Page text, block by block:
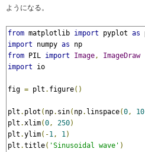
ようになる。
from matplotlib import pyplot as
import numpy as
from PIL import Image,
ImageDraw
import io
fig = plt . figure()
plt . plot ( np. sin( np. linspace(0, 10
plt .xlim(0, 250)
plt .ylim(-1, 1)
plt .title( 'Sinusoidal wave' )